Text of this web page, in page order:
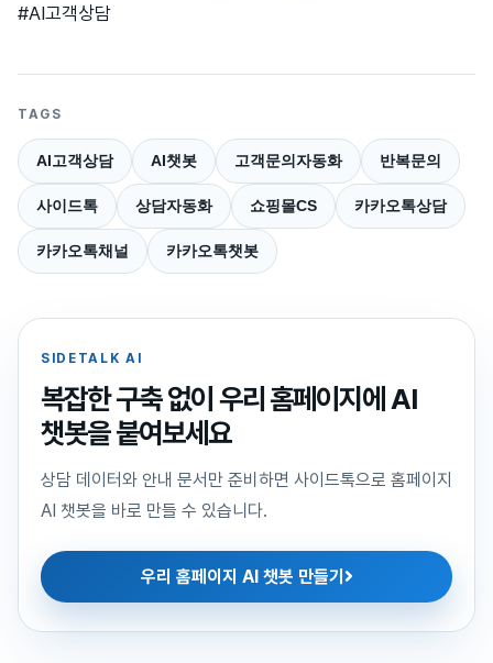
#AI고객상담
TAGS
AI고객상담 AI챗봇 고객문의자동화 반복문의
사이드톡 상담자동화 쇼핑몰CS 카카오톡상담
카카오톡채널 카카오톡챗봇
SIDETALK AI
복잡한 구축 없이 우리 홈페이지에 AI
챗봇을 붙여보세요
상담 데이터와 안내 문서만 준비하면 사이드톡으로 홈페이지
AI 챗봇을 바로 만들 수 있습니다.
우리 홈페이지 AI 챗봇 만들기